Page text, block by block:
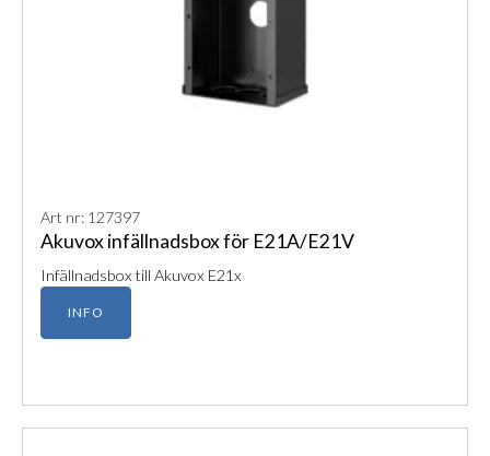
Art nr: 127397
Akuvox infällnadsbox för E21A/E21V
Infällnadsbox till Akuvox E21x
INFO